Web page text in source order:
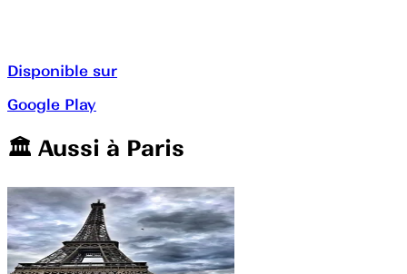
Disponible sur
Google Play
🏛️️ Aussi à Paris